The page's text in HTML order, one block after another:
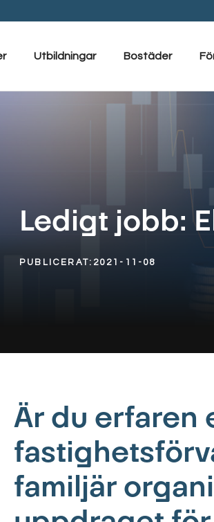
Utbildningar Bostäder
Ledigt jobb:
PUBLICERAT: 2021-11-08
Är du erfaren
familjär